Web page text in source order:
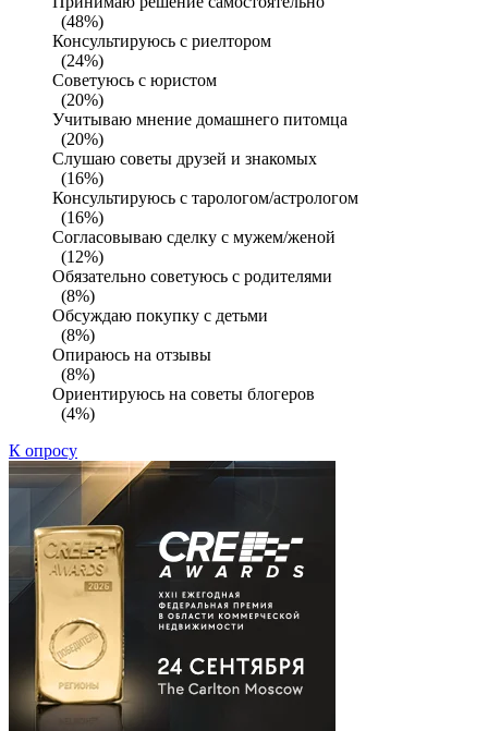
(48%)
Консультируюсь с риелтором
(24%)
Советуюсь с юристом
(20%)
Учитываю мнение домашнего питомца
(20%)
Слушаю советы друзей и знакомых
(16%)
Консультируюсь с тарологом/астрологом
(16%)
Согласовываю сделку с мужем/женой
(12%)
Обязательно советуюсь с родителями
(8%)
Обсуждаю покупку с детьми
(8%)
Опираюсь на отзывы
(8%)
Ориентируюсь на советы блогеров
(4%)
К опросу